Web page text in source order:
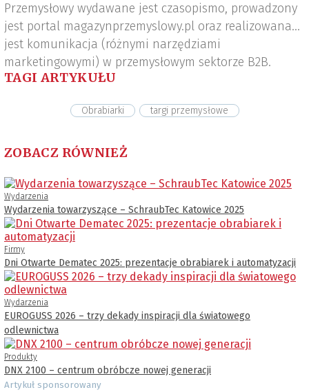
Przemysłowy wydawane jest czasopismo, prowadzony
jest portal magazynprzemyslowy.pl oraz realizowana
jest komunikacja (różnymi narzędziami
marketingowymi) w przemysłowym sektorze B2B.
TAGI ARTYKUŁU
Obrabiarki targi przemysłowe
ZOBACZ RÓWNIEŻ
Wydarzenia
Wydarzenia towarzyszące – SchraubTec Katowice 2025
Firmy
Dni Otwarte Dematec 2025: prezentacje obrabiarek i automatyzacji
Wydarzenia
EUROGUSS 2026 – trzy dekady inspiracji dla światowego
odlewnictwa
Produkty
DNX 2100 – centrum obróbcze nowej generacji
Artykuł sponsorowany